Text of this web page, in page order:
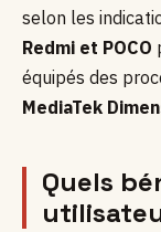
selon les
Redmi et POCO
équipés des
MediaTek
Quels